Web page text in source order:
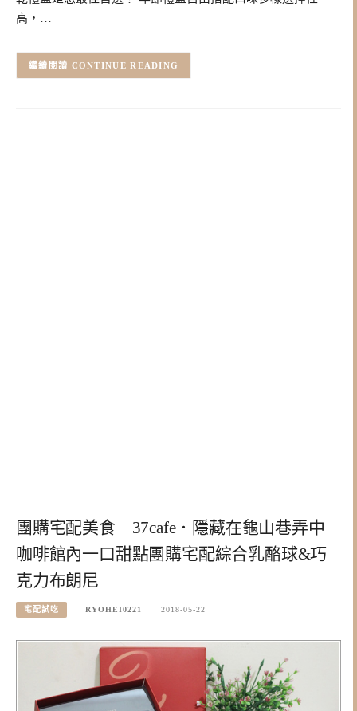
高，…
CONTINUE READING
團購宅配美食｜37cafe．隱藏在龜山巷弄中
咖啡館內一口甜點團購宅配綜合乳酪球&巧
克力布朗尼
宅配試吃 RYOHEI0221 2018-05-22